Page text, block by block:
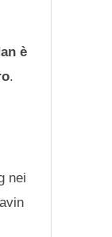
è
.
nei